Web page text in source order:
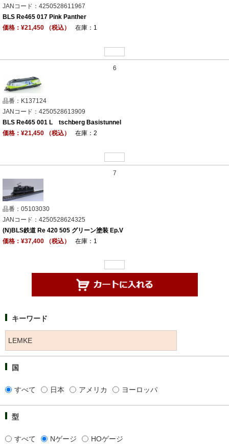
JANコード：4250528611967
BLS Re465 017 Pink Panther
価格：¥21,450 （税込）
在庫：1
6
品番：K137124
JANコード：4250528613909
BLS Re465 001 L tschberg Basistunnel
価格：¥21,450 （税込）
在庫：2
7
品番：05103030
JANコード：4250528624325
(N)BLS鉄道 Re 420 505 グリーン塗装 Ep.V
価格：¥37,400 （税込）
在庫：1
キーワード
国
すべて 日本 アメリカ ヨーロッパ
型
すべて Nゲージ HOゲージ